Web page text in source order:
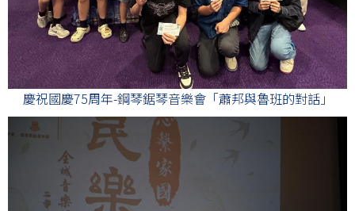
慶祝國慶75周年-鋼琴鋸琴音樂會「蕭邦與魯班的對話」